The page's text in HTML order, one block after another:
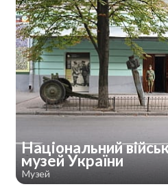
Національний
музей України
Музей